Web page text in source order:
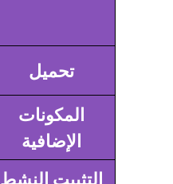
تحميل
المكونات
الإضافية
التثبيت النشط